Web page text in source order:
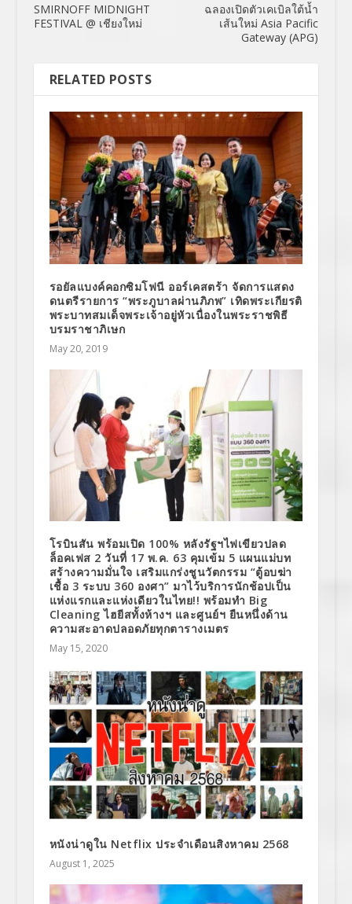
SMIRNOFF MIDNIGHT
FESTIVAL @ เชียงใหม่
ฉลองเปิดตัวเคเบิลใต้น้ำ
เส้นใหม่ Asia Pacific
Gateway (APG)
RELATED POSTS
รอยัลแบงค์คอกซิมโฟนี ออร์เคสตร้า จัดการแสดง
ดนตรีรายการ “พระภูบาลผ่านภิภพ” เทิดพระเกียรติ
พระบาทสมเด็จพระเจ้าอยู่หัวเนื่องในพระราชพิธี
บรมราชาภิเษก
May 20, 2019
โรบินสัน พร้อมเปิด 100% หลังรัฐฯไฟเขียวปลด
ล็อคเฟส 2 วันที่ 17 พ.ค. 63 คุมเข้ม 5 แผนแม่บท
สร้างความมั่นใจ เสริมแกร่งชูนวัตกรรม “ตู้อบฆ่า
เชื้อ 3 ระบบ 360 องศา” มาไว้บริการนักช้อปเป็น
แห่งแรกและแห่งเดียวในไทย!! พร้อมทำ Big
Cleaning ไฮยีสทั้งห้างฯ และศูนย์ฯ ยืนหนึ่งด้าน
ความสะอาดปลอดภัยทุกตารางเมตร
May 15, 2020
หนังน่าดูใน Netflix ประจำเดือนสิงหาคม 2568
August 1, 2025